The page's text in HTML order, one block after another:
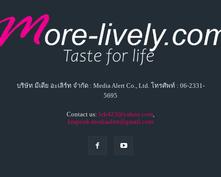
บริษัท มีเดีย อะเลิร์ท จำกัด : Media Alert Co., Ltd. โทรศัพท์ : 06-2331-
5695
Contact us: lek423@yahoo.com,
krapook.mediaalert@gmail.com